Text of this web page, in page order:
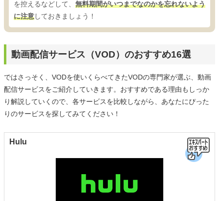
を控えるなどして、 無料期間がいつまでなのかを忘れないよう
に注意しておきましょう！
動画配信サービス（VOD）のおすすめ16選
ではさっそく、VODを使いくらべてきたVODの専門家が選ぶ、動画
配信サービスをご紹介していきます。おすすめである理由もしっか
り解説していくので、各サービスを比較しながら、あなたにぴった
りのサービスを探してみてください！
Hulu